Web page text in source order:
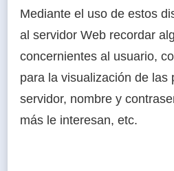
Mediante el uso de estos
al servidor Web recordar
concernientes al usuario,
para la visualización de las
servidor, nombre y
más le interesan, etc.